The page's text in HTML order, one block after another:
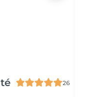
26